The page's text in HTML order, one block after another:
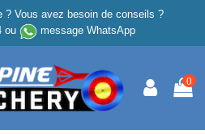
? Vous avez besoin de conseils ?
ou message WhatsApp
0